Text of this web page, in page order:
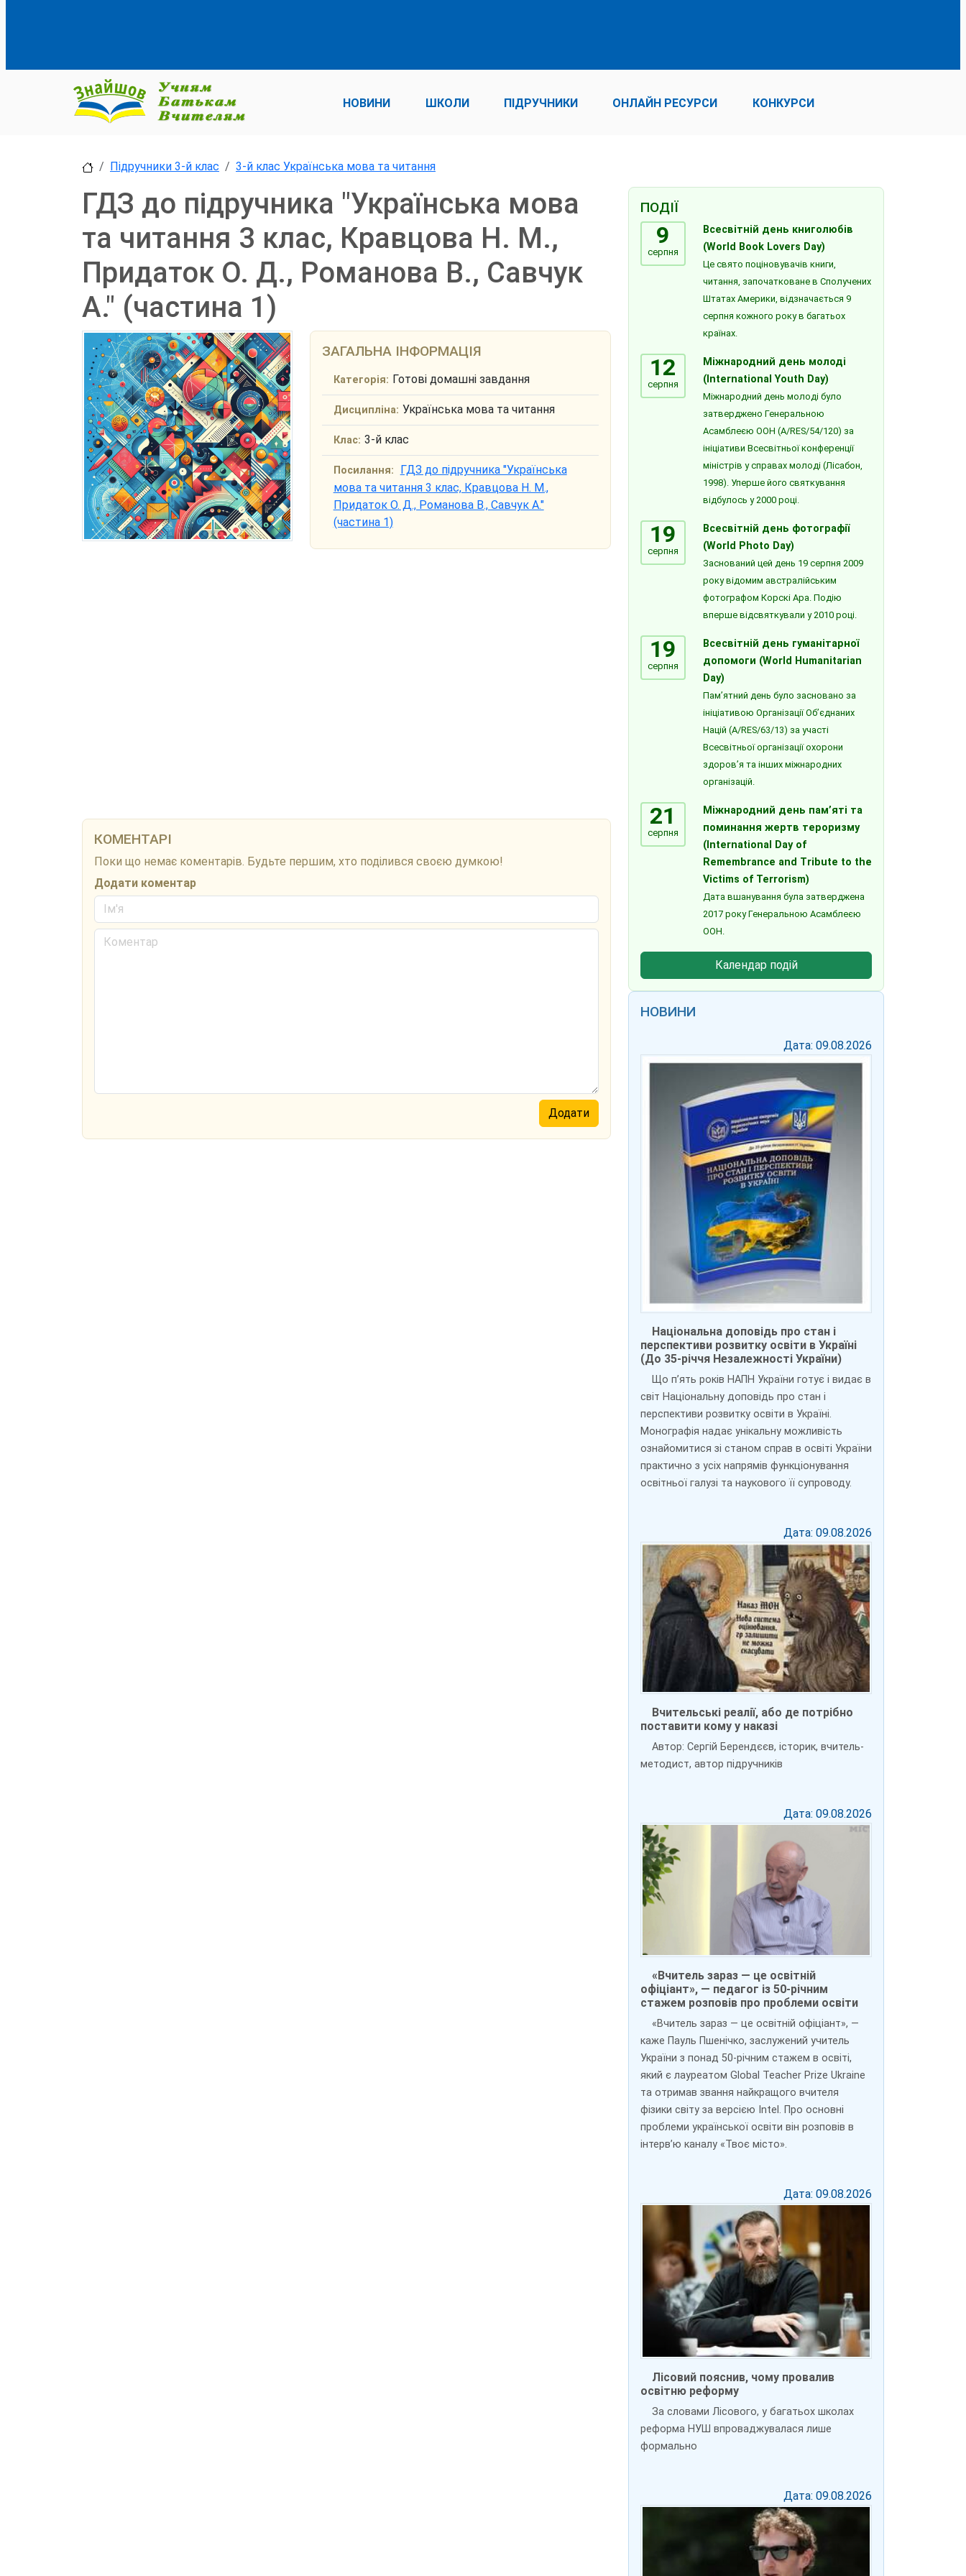
НОВИНИ ШКОЛИ ПІДРУЧНИКИ ОНЛАЙН РЕСУРСИ КОНКУРСИ
Підручники 3-й клас 3-й клас Українська мова та читання
ГДЗ до підручника "Українська мова
та читання 3 клас, Кравцова Н. М.,
Придаток О. Д., Романова В., Савчук
А." (частина 1)
ЗАГАЛЬНА ІНФОРМАЦІЯ
Категорія: Готові домашні завдання
Дисципліна: Українська мова та читання
Клас: 3-й клас
Посилання:
ГДЗ до підручника "Українська
мова та читання 3 клас, Кравцова Н. М.,
Придаток О. Д., Романова В., Савчук А."
(частина 1)
КОМЕНТАРІ
Поки що немає коментарів. Будьте першим, хто поділився своєю думкою!
Додати коментар
ПОДІЇ
9
серпня
Всесвітній день книголюбів
(World Book Lovers Day)
Це свято поціновувачів книги,
читання, започатковане в Сполучених
Штатах Америки, відзначається 9
серпня кожного року в багатьох
країнах.
12
серпня
Міжнародний день молоді
(International Youth Day)
Міжнародний день молоді було
затверджено Генеральною
Асамблеєю ООН (A/RES/54/120) за
ініціативи Всесвітньої конференції
міністрів у справах молоді (Лісабон,
1998). Уперше його святкування
відбулось у 2000 році.
19
серпня
Всесвітній день фотографії
(World Photo Day)
Заснований цей день 19 серпня 2009
року відомим австралійським
фотографом Корскі Ара. Подію
вперше відсвяткували у 2010 році.
19
серпня
Всесвітній день гуманітарної
допомоги (World Humanitarian
Day)
Пам’ятний день було засновано за
ініціативою Організації Об’єднаних
Націй (A/RES/63/13) за участі
Всесвітньої організації охорони
здоров’я та інших міжнародних
організацій.
21
серпня
Міжнародний день пам’яті та
поминання жертв тероризму
(International Day of
Remembrance and Tribute to the
Victims of Terrorism)
Дата вшанування була затверджена
2017 року Генеральною Асамблеєю
ООН.
Календар подій
НОВИНИ
Дата: 09.08.2026
Національна доповідь про стан і
перспективи розвитку освіти в Україні
(До 35-річчя Незалежності України)
Що п’ять років НАПН України готує і видає в
світ Національну доповідь про стан і
перспективи розвитку освіти в Україні.
Монографія надає унікальну можливість
ознайомитися зі станом справ в освіті України
практично з усіх напрямів функціонування
освітньої галузі та наукового її супроводу.
Дата: 09.08.2026
Вчительські реалії, або де потрібно
поставити кому у наказі
Автор: Сергій Берендєєв, історик, вчитель-
методист, автор підручників
Дата: 09.08.2026
«Вчитель зараз — це освітній
офіціант», — педагог із 50-річним
стажем розповів про проблеми освіти
«Вчитель зараз — це освітній офіціант», —
каже Пауль Пшенічко, заслужений учитель
України з понад 50-річним стажем в освіті,
який є лауреатом Global Teacher Prize Ukraine
та отримав звання найкращого вчителя
фізики світу за версією Intel. Про основні
проблеми української освіти він розповів в
інтерв’ю каналу «Твоє місто».
Дата: 09.08.2026
Лісовий пояснив, чому провалив
освітню реформу
За словами Лісового, у багатьох школах
реформа НУШ впроваджувалася лише
формально
Дата: 09.08.2026